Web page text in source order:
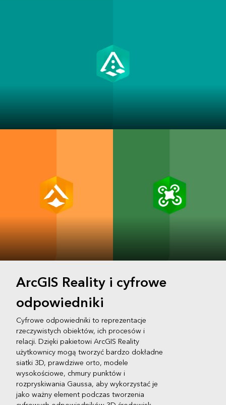
ArcGIS
Drone2Map
ArcGIS Reality i cyfrowe
odpowiedniki
Cyfrowe odpowiedniki to reprezentacje
rzeczywistych obiektów, ich procesów i
relacji. Dzięki pakietowi ArcGIS Reality
użytkownicy mogą tworzyć bardzo dokładne
siatki 3D, prawdziwe orto, modele
wysokościowe, chmury punktów i
rozpryskiwania Gaussa, aby wykorzystać je
jako ważny element podczas tworzenia